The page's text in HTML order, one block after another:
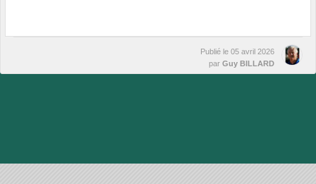
Publié le 05 avril 2026
par Guy BILLARD